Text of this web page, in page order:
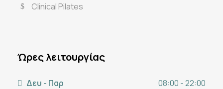
Clinical Pilates
Ώρες λειτουργίας
Δευ - Παρ 08:00 - 22:00